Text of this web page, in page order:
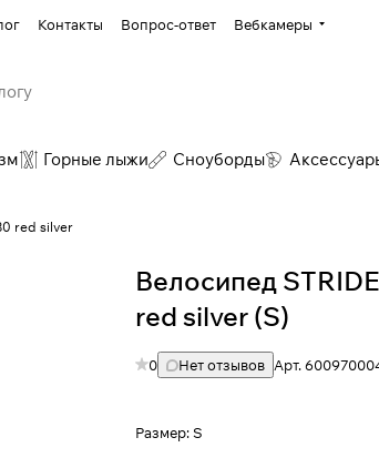
Контакты Вопрос-ответ Вебкамеры
Горные лыжи Сноуборды
red silver
Велосипед
red silver (S)
0 Нет отзывов Арт.
Размер:S